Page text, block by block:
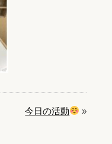
今日の活動 »